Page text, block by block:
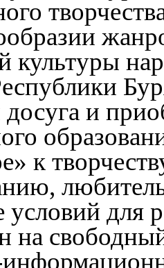
культуры
досуга и
к
условий для
на